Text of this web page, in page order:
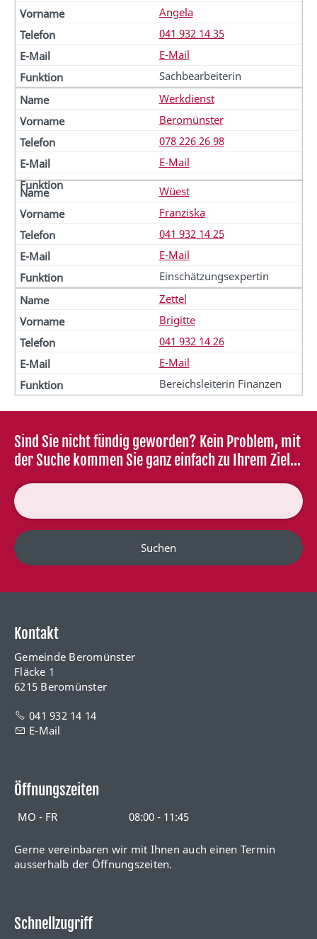
Angela
041 932 14 35
E-Mail
Sachbearbeiterin
Werkdienst
Beromünster
078 226 26 98
E-Mail
Wüest
Franziska
041 932 14 25
E-Mail
Einschätzungsexpertin
Zettel
Brigitte
041 932 14 26
E-Mail
Bereichsleiterin Finanzen
Sind Sie nicht fündig geworden? Kein Problem, mit
der Suche kommen Sie ganz einfach zu Ihrem Ziel...
Suchen
Kontakt
Gemeinde Beromünster
Fläcke 1
6215 Beromünster
041 932 14 14
E-Mail
Öffnungszeiten
MO - FR 08:00 - 11:45
Gerne vereinbaren wir mit Ihnen auch einen Termin
ausserhalb der Öffnungszeiten.
Schnellzugriff